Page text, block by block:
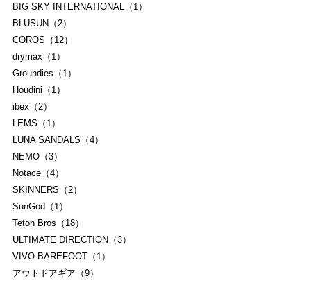
BIG SKY INTERNATIONAL（1）
BLUSUN（2）
COROS（12）
drymax（1）
Groundies（1）
Houdini（1）
ibex（2）
LEMS（1）
LUNA SANDALS（4）
NEMO（3）
Notace（4）
SKINNERS（2）
SunGod（1）
Teton Bros（18）
ULTIMATE DIRECTION（3）
VIVO BAREFOOT（1）
アウトドアギア（9）